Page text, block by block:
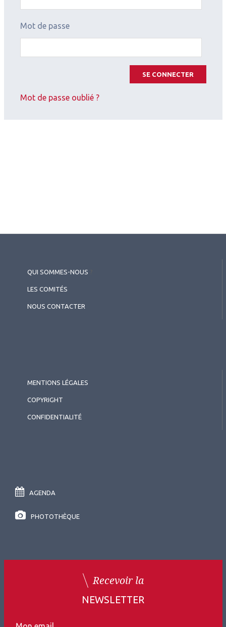
Mot de passe
SE CONNECTER
Mot de passe oublié ?
QUI SOMMES-NOUS
LES COMITÉS
NOUS CONTACTER
MENTIONS LÉGALES
COPYRIGHT
CONFIDENTIALITÉ
AGENDA
PHOTOTHÈQUE
Recevoir la
NEWSLETTER